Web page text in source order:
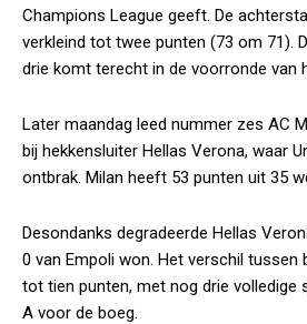
Champions League geeft. De
verkleind tot twee punten (73 om 71).
drie komt terecht in de voorronde van
Later maandag leed nummer zes AC
bij hekkensluiter Hellas Verona, waar
ontbrak. Milan heeft 53 punten uit 35
Desondanks degradeerde Hellas
0 van Empoli won. Het verschil tussen
tot tien punten, met nog drie volledige
A voor de boeg.